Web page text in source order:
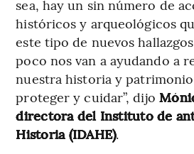
sea, hay un sin número de
históricos y arqueológicos
este tipo de nuevos
poco nos van a ayudando a
nuestra historia y
proteger y cuidar”, dijo
directora del Instituto de
Historia (IDAHE).